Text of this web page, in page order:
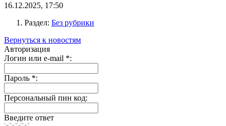
16.12.2025, 17:50
Раздел: Без рубрики
Вернуться к новостям
Авторизация
Логин или e-mail *:
Пароль *:
Персональный пин код:
Введите ответ